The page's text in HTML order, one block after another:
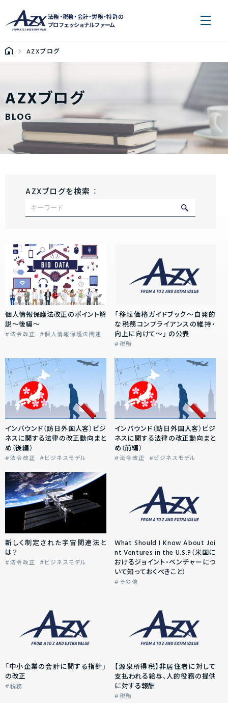
法務・税務・会計・労務・特許の
プロフェッショナルファーム
AZXブログ
AZXブログ
BLOG
AZXブログを検索 ：
個人情報保護法改正のポイント解
説～後編～
法令改正 個人情報保護法関連
「移転価格ガイドブック～自発的
な税務コンプライアンスの維持・
向上に向けて～」 の公表
税務
インバウンド（訪日外国人客）ビジ
ネスに関する法律の改正動向まと
め（後編）
法令改正 ビジネスモデル
インバウンド（訪日外国人客）ビジ
ネスに関する法律の改正動向まと
め（前編）
法令改正 ビジネスモデル
新しく制定された宇宙関連法と
は？
法令改正 ビジネスモデル
What Should I Know About Joi
nt Ventures in the U.S.?（米国に
おけるジョイント・ベンチャーにつ
いて知っておくべきこと）
その他
「中小企業の会計に関する指針」
の改正
税務
【源泉所得税】非居住者に対して
支払われる給与、人的役務の提供
に対する報酬
税務